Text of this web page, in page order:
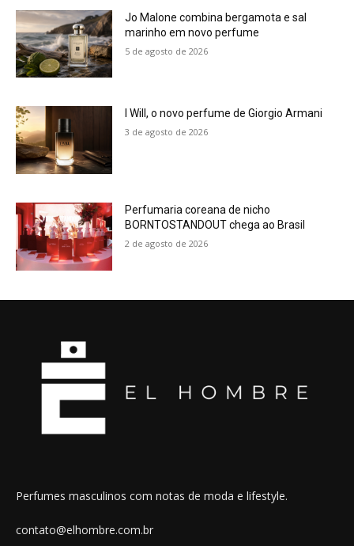
Jo Malone combina bergamota e sal
marinho em novo perfume
5 de agosto de 2026
I Will, o novo perfume de Giorgio Armani
3 de agosto de 2026
Perfumaria coreana de nicho
BORNTOSTANDOUT chega ao Brasil
2 de agosto de 2026
Perfumes masculinos com notas de moda e lifestyle.
contato@elhombre.com.br